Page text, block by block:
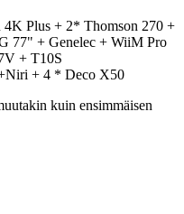
Plus + 2* Thomson 270 +
77" + Genelec + WiiM Pro
+ T10S
+ 4 * Deco X50
kuin ensimmäisen